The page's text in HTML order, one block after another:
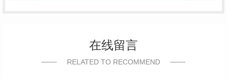
在线留言
RELATED TO RECOMMEND